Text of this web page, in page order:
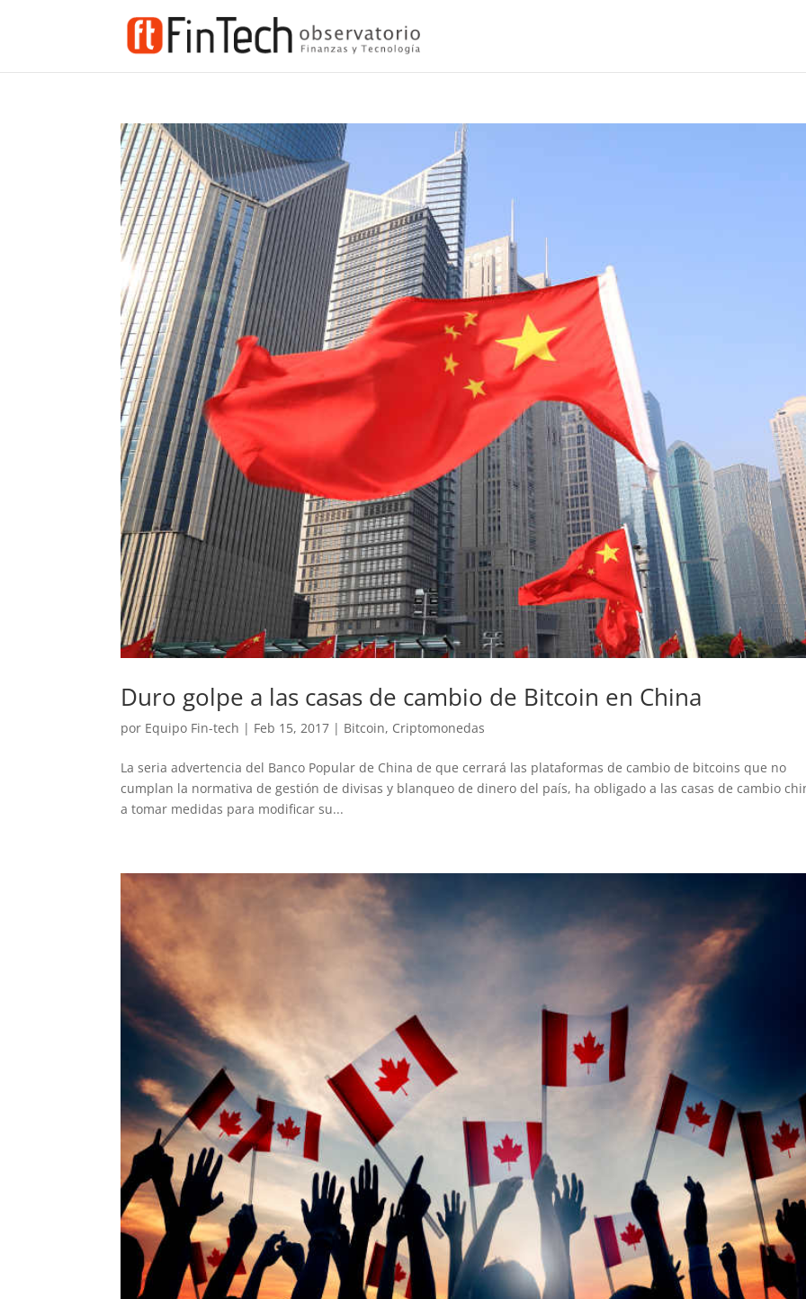
Duro golpe a las casas de cambio de Bitcoin en China
por Equipo Fin-tech | Feb 15, 2017 | Bitcoin, Criptomonedas
La seria advertencia del Banco Popular de China de que cerrará las plataformas de cambio de bitcoins que no
cumplan la normativa de gestión de divisas y blanqueo de dinero del país, ha obligado a las casas de cambio
a tomar medidas para modificar su...